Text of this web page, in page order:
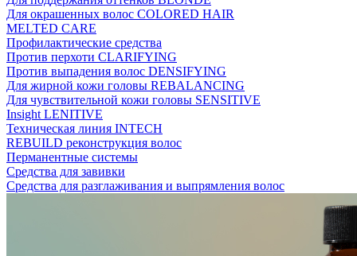
Для окрашенных волос COLORED HAIR
MELTED CARE
Профилактические средства
Против перхоти CLARIFYING
Против выпадения волос DENSIFYING
Для жирной кожи головы REBALANCING
Для чувствительной кожи головы SENSITIVE
Insight LENITIVE
Техническая линия INTECH
REBUILD реконструкция волос
Перманентные системы
Средства для завивки
Средства для разглаживания и выпрямления волос